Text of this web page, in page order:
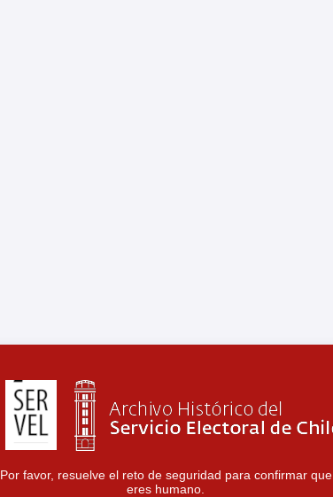
Por favor, resuelve el reto de seguridad para confirmar que
eres humano.